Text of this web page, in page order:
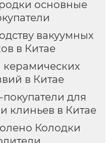
основные
вакуумных
в Китае
в Китае
для
клиньев в Китае
Колодки